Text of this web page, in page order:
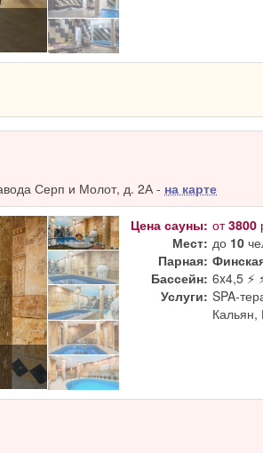
Серп и Молот, д. 2А - на карте
Цена сауны: от3800
Мест: до 10
Парная:
Бассейн: 6x4,5 ⚡
Услуги: SPA-
Кальян,